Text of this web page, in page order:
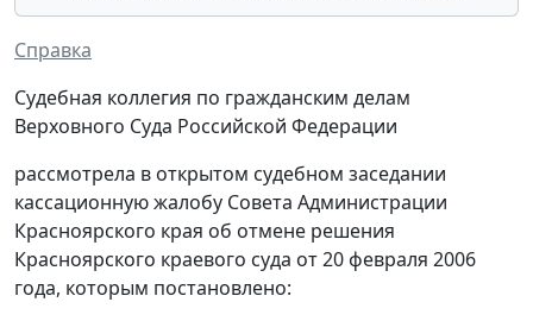
Справка
Судебная коллегия по гражданским делам
Верховного Суда Российской Федерации
рассмотрела в открытом судебном заседании
кассационную жалобу Совета Администрации
Красноярского края об отмене решения
Красноярского краевого суда от 20 февраля 2006
года, которым постановлено: